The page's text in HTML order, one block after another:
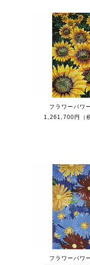
フラワーパワ
1,261,700円（
フラワーパワ